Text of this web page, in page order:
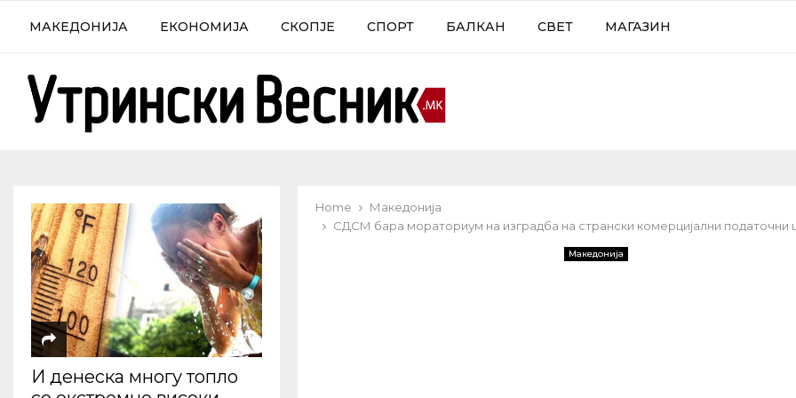
МАКЕДОНИЈА ЕКОНОМИЈА СКОПЈЕ СПОРТ БАЛКАН СВЕТ МАГАЗИН
Home
Македонија
СДСМ бара мораториум на изградба на странски комерцијални податочни
Македонија
И денеска многу топло